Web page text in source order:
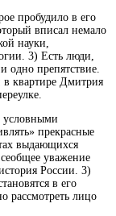
пробудило в его
вписал немало
науки,
3) Есть люди,
одно препятствие.
квартире Дмитрия
условными
прекрасные
выдающихся
уважение
России. 3)
в его
рассмотреть лицо